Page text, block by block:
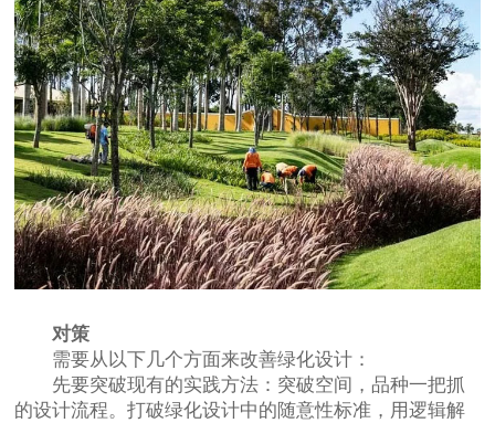
对策
需要从以下几个方面来改善绿化设计：
先要突破现有的实践方法：突破空间，品种一把抓
的设计流程。打破绿化设计中的随意性标准，用逻辑解